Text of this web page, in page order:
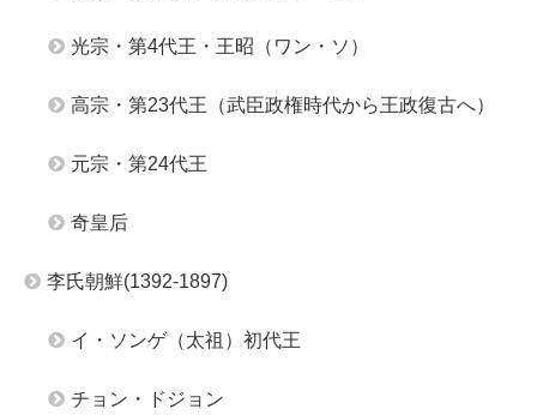
光宗・第4代王・王昭（ワン・ソ）
高宗・第23代王（武臣政権時代から王政復古へ）
元宗・第24代王
奇皇后
李氏朝鮮(1392-1897)
イ・ソンゲ（太祖）初代王
チョン・ドジョン